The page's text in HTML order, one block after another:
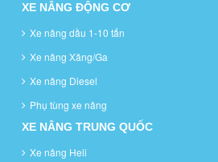
XE NÂNG ĐỘNG CƠ
Xe nâng dầu 1-10 tấn
Xe nâng Xăng/Ga
Xe nâng Diesel
Phụ tùng xe nâng
XE NÂNG TRUNG QUỐC
Xe nâng Heli